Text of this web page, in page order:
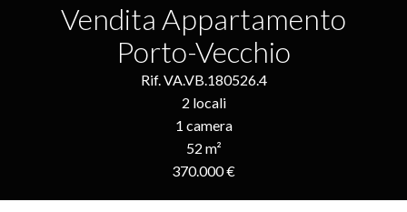
Vendita Appartamento
Porto-Vecchio
Rif. VA.VB.180526.4
2 locali
1 camera
52 m²
370.000 €